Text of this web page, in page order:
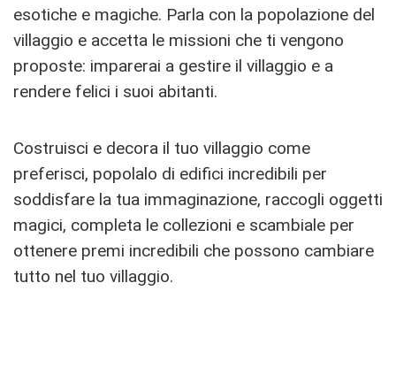
esotiche e magiche. Parla con la popolazione del
villaggio e accetta le missioni che ti vengono
proposte: imparerai a gestire il villaggio e a
rendere felici i suoi abitanti.
Costruisci e decora il tuo villaggio come
preferisci, popolalo di edifici incredibili per
soddisfare la tua immaginazione, raccogli oggetti
magici, completa le collezioni e scambiale per
ottenere premi incredibili che possono cambiare
tutto nel tuo villaggio.